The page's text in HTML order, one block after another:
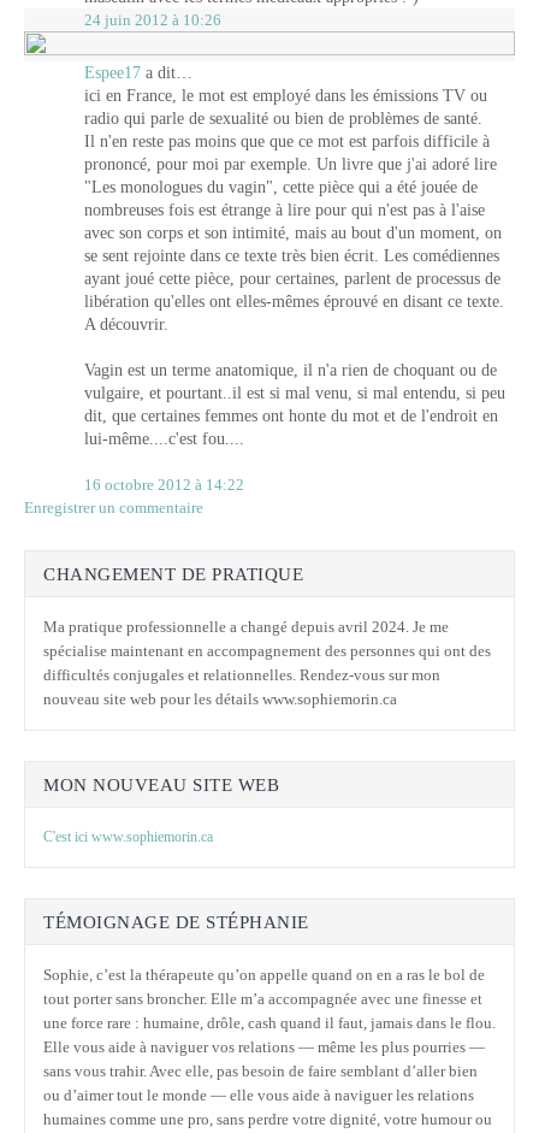
24 juin 2012 à 10:26
Espee17 a dit…
ici en France, le mot est employé dans les émissions TV ou
radio qui parle de sexualité ou bien de problèmes de santé.
Il n'en reste pas moins que que ce mot est parfois difficile à
prononcé, pour moi par exemple. Un livre que j'ai adoré lire
"Les monologues du vagin", cette pièce qui a été jouée de
nombreuses fois est étrange à lire pour qui n'est pas à l'aise
avec son corps et son intimité, mais au bout d'un moment, on
se sent rejointe dans ce texte très bien écrit. Les comédiennes
ayant joué cette pièce, pour certaines, parlent de processus de
libération qu'elles ont elles-mêmes éprouvé en disant ce texte.
A découvrir.
Vagin est un terme anatomique, il n'a rien de choquant ou de
vulgaire, et pourtant..il est si mal venu, si mal entendu, si peu
dit, que certaines femmes ont honte du mot et de l'endroit en
lui-même....c'est fou....
16 octobre 2012 à 14:22
Enregistrer un commentaire
CHANGEMENT DE PRATIQUE
Ma pratique professionnelle a changé depuis avril 2024. Je me
spécialise maintenant en accompagnement des personnes qui ont des
difficultés conjugales et relationnelles. Rendez-vous sur mon
nouveau site web pour les détails www.sophiemorin.ca
MON NOUVEAU SITE WEB
C'est ici www.sophiemorin.ca
TÉMOIGNAGE DE STÉPHANIE
Sophie, c’est la thérapeute qu’on appelle quand on en a ras le bol de
tout porter sans broncher. Elle m’a accompagnée avec une finesse et
une force rare : humaine, drôle, cash quand il faut, jamais dans le flou.
Elle vous aide à naviguer vos relations — même les plus pourries —
sans vous trahir. Avec elle, pas besoin de faire semblant d’aller bien
ou d’aimer tout le monde — elle vous aide à naviguer les relations
humaines comme une pro, sans perdre votre dignité, votre humour ou